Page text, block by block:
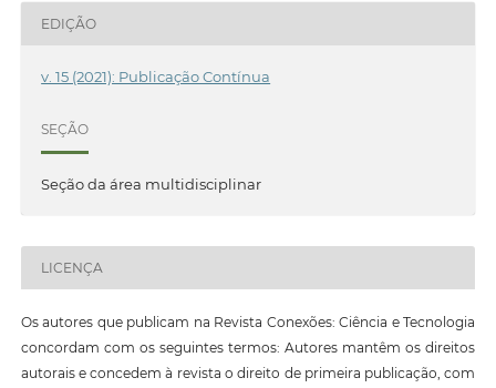
EDIÇÃO
v. 15 (2021): Publicação Contínua
SEÇÃO
Seção da área multidisciplinar
LICENÇA
Os autores que publicam na Revista Conexões: Ciência e Tecnologia
concordam com os seguintes termos: Autores mantêm os direitos
autorais e concedem à revista o direito de primeira publicação, com